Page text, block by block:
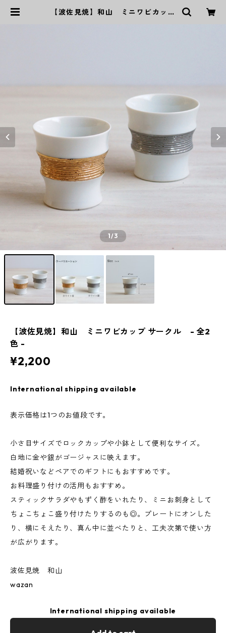
【波佐見焼】和山 ミニワビカップ
1/3
【波佐見焼】和山 ミニワビカップ サークル - 全2
色 -
¥2,200
International shipping available
表示価格は1つのお値段です。
小さ目サイズでロックカップや小鉢として便利なサイズ。
白地に金や銀がゴージャスに映えます。
結婚祝いなどペアでのギフトにもおすすめです。
お料理盛り付けの活用もおすすめ。
スティックサラダやもずく酢をいれたり、ミニお刺身として
ちょこちょこ盛り付けたりするのも◎。プレートにオンした
り、横にそえたり、真ん中に並べたりと、工夫次第で使い方
が広がります。
波佐見焼 和山
wazan
International shipping available